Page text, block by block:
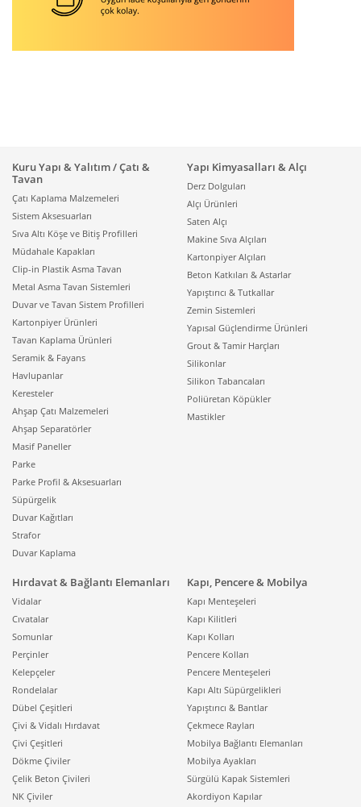
Kuru Yapı & Yalıtım / Çatı &
Tavan
Çatı Kaplama Malzemeleri
Sistem Aksesuarları
Sıva Altı Köşe ve Bitiş Profilleri
Müdahale Kapakları
Clip-in Plastik Asma Tavan
Metal Asma Tavan Sistemleri
Duvar ve Tavan Sistem Profilleri
Kartonpiyer Ürünleri
Tavan Kaplama Ürünleri
Seramik & Fayans
Havlupanlar
Keresteler
Ahşap Çatı Malzemeleri
Ahşap Separatörler
Masif Paneller
Parke
Parke Profil & Aksesuarları
Süpürgelik
Duvar Kağıtları
Strafor
Duvar Kaplama
Yapı Kimyasalları & Alçı
Derz Dolguları
Alçı Ürünleri
Saten Alçı
Makine Sıva Alçıları
Kartonpiyer Alçıları
Beton Katkıları & Astarlar
Yapıştırıcı & Tutkallar
Zemin Sistemleri
Yapısal Güçlendirme Ürünleri
Grout & Tamir Harçları
Silikonlar
Silikon Tabancaları
Poliüretan Köpükler
Mastikler
Hırdavat & Bağlantı Elemanları
Vidalar
Cıvatalar
Somunlar
Perçinler
Kelepçeler
Rondelalar
Dübel Çeşitleri
Çivi & Vidalı Hırdavat
Çivi Çeşitleri
Dökme Çiviler
Çelik Beton Çivileri
NK Çiviler
Kapı, Pencere & Mobilya
Kapı Menteşeleri
Kapı Kilitleri
Kapı Kolları
Pencere Kolları
Pencere Menteşeleri
Kapı Altı Süpürgelikleri
Yapıştırıcı & Bantlar
Çekmece Rayları
Mobilya Bağlantı Elemanları
Mobilya Ayakları
Sürgülü Kapak Sistemleri
Akordiyon Kapılar